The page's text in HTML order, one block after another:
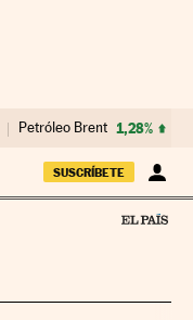
Petróleo Brent 1,28%
SUSCRÍBETE